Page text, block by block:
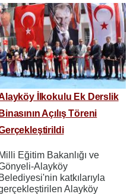
İlkokulu Ek Derslik
Binasının Açılış Töreni
Milli Eğitim Bakanlığı ve
Alayköy
Belediyesi'nin katkılarıyla
Alayköy